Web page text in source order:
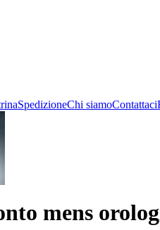
SpedizioneChi siamoContattaci
mens